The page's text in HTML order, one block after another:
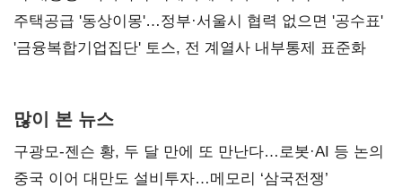
진실 밝혀야"
주택공급 '동상이몽'…정부·서울시 협력 없으면 '공수표'
'금융복합기업집단' 토스, 전 계열사 내부통제 표준화
많이 본 뉴스
구광모-젠슨 황, 두 달 만에 또 만난다…로봇·AI 등 논의
중국 이어 대만도 설비투자…메모리 ‘삼국전쟁’